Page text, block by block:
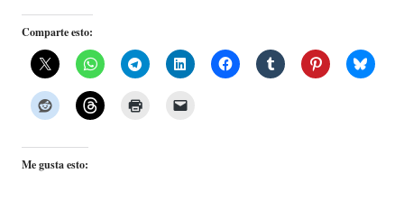
Comparte esto:
Me gusta esto: